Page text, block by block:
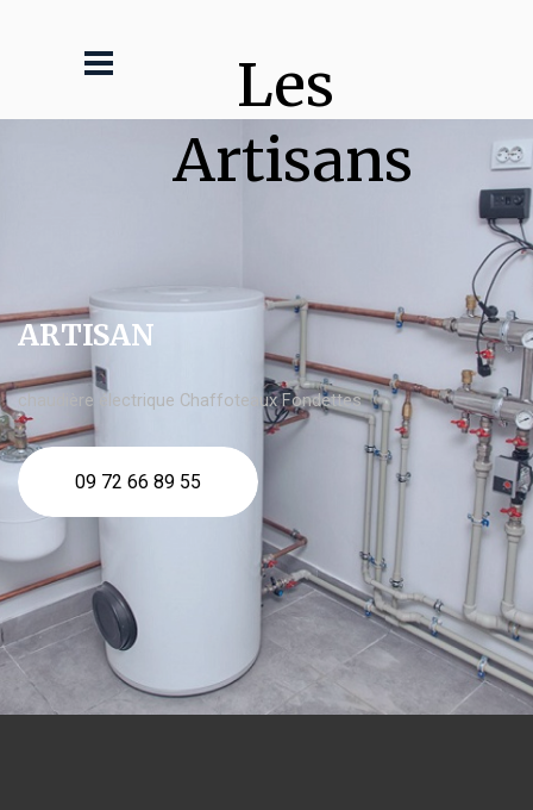
Les
Artisans
ARTISAN
chaudière électrique Chaffoteaux Fondettes
09 72 66 89 55